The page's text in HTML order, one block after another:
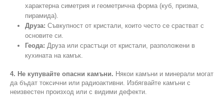
характерна симетрия и геометрична форма (куб, призма,
пирамида).
Друза: Съвкупност от кристали, които често се срастват с
основите си.
Геода: Друза или срастъци от кристали, разположени в
кухината на камък.
4. Не купувайте опасни камъни. Някои камъни и минерали могат
да бъдат токсични или радиоактивни. Избягвайте камъни с
неизвестен произход или с видими дефекти.